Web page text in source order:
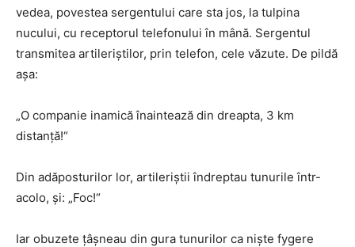
vedea, povestea sergentului care sta jos, la tulpina
nucului, cu receptorul telefonului în mână. Sergentul
transmitea artileriştilor, prin telefon, cele văzute. De pildă
aşa:
„O companie inamică înaintează din dreapta, 3 km
distanţă!“
Din adăposturilor lor, artileriştii îndreptau tunurile într-
acolo, şi: „Foc!“
Iar obuzete ţâşneau din gura tunurilor ca nişte fygere